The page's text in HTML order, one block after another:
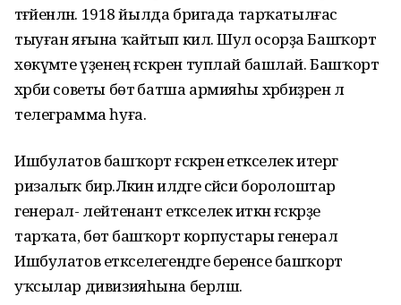
тәғәйенләнә. 1918 йылда бригада тарҡатылғас
тыуған яғына ҡайтып килә. Шул осорҙа Башҡорт
хөкүмәте үҙенең ғәскәрен туплай башлай. Башҡорт
хәрби советы бөтә батша армияһы хәрбиҙәренә лә
телеграмма һуға.
Ишбулатов башҡорт ғәскәренә етәкселек итергә
ризалыҡ бирә.Ләкин илдәге сәйәси боролоштар
генерал- лейтенант етәкселек иткән ғәскәрҙе
тарҡата, бөтә башҡорт корпустары генерал
Ишбулатов етәкселегендәге беренсе башҡорт
уҡсылар дивизияһына берләшә.